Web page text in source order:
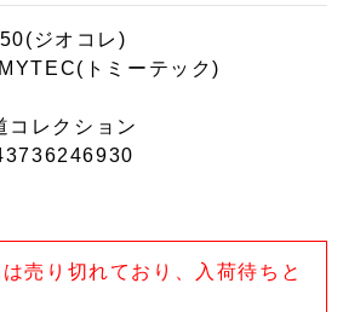
ジオコレ)
トミーテック)
コレクション
売り切れており、入荷待ちと